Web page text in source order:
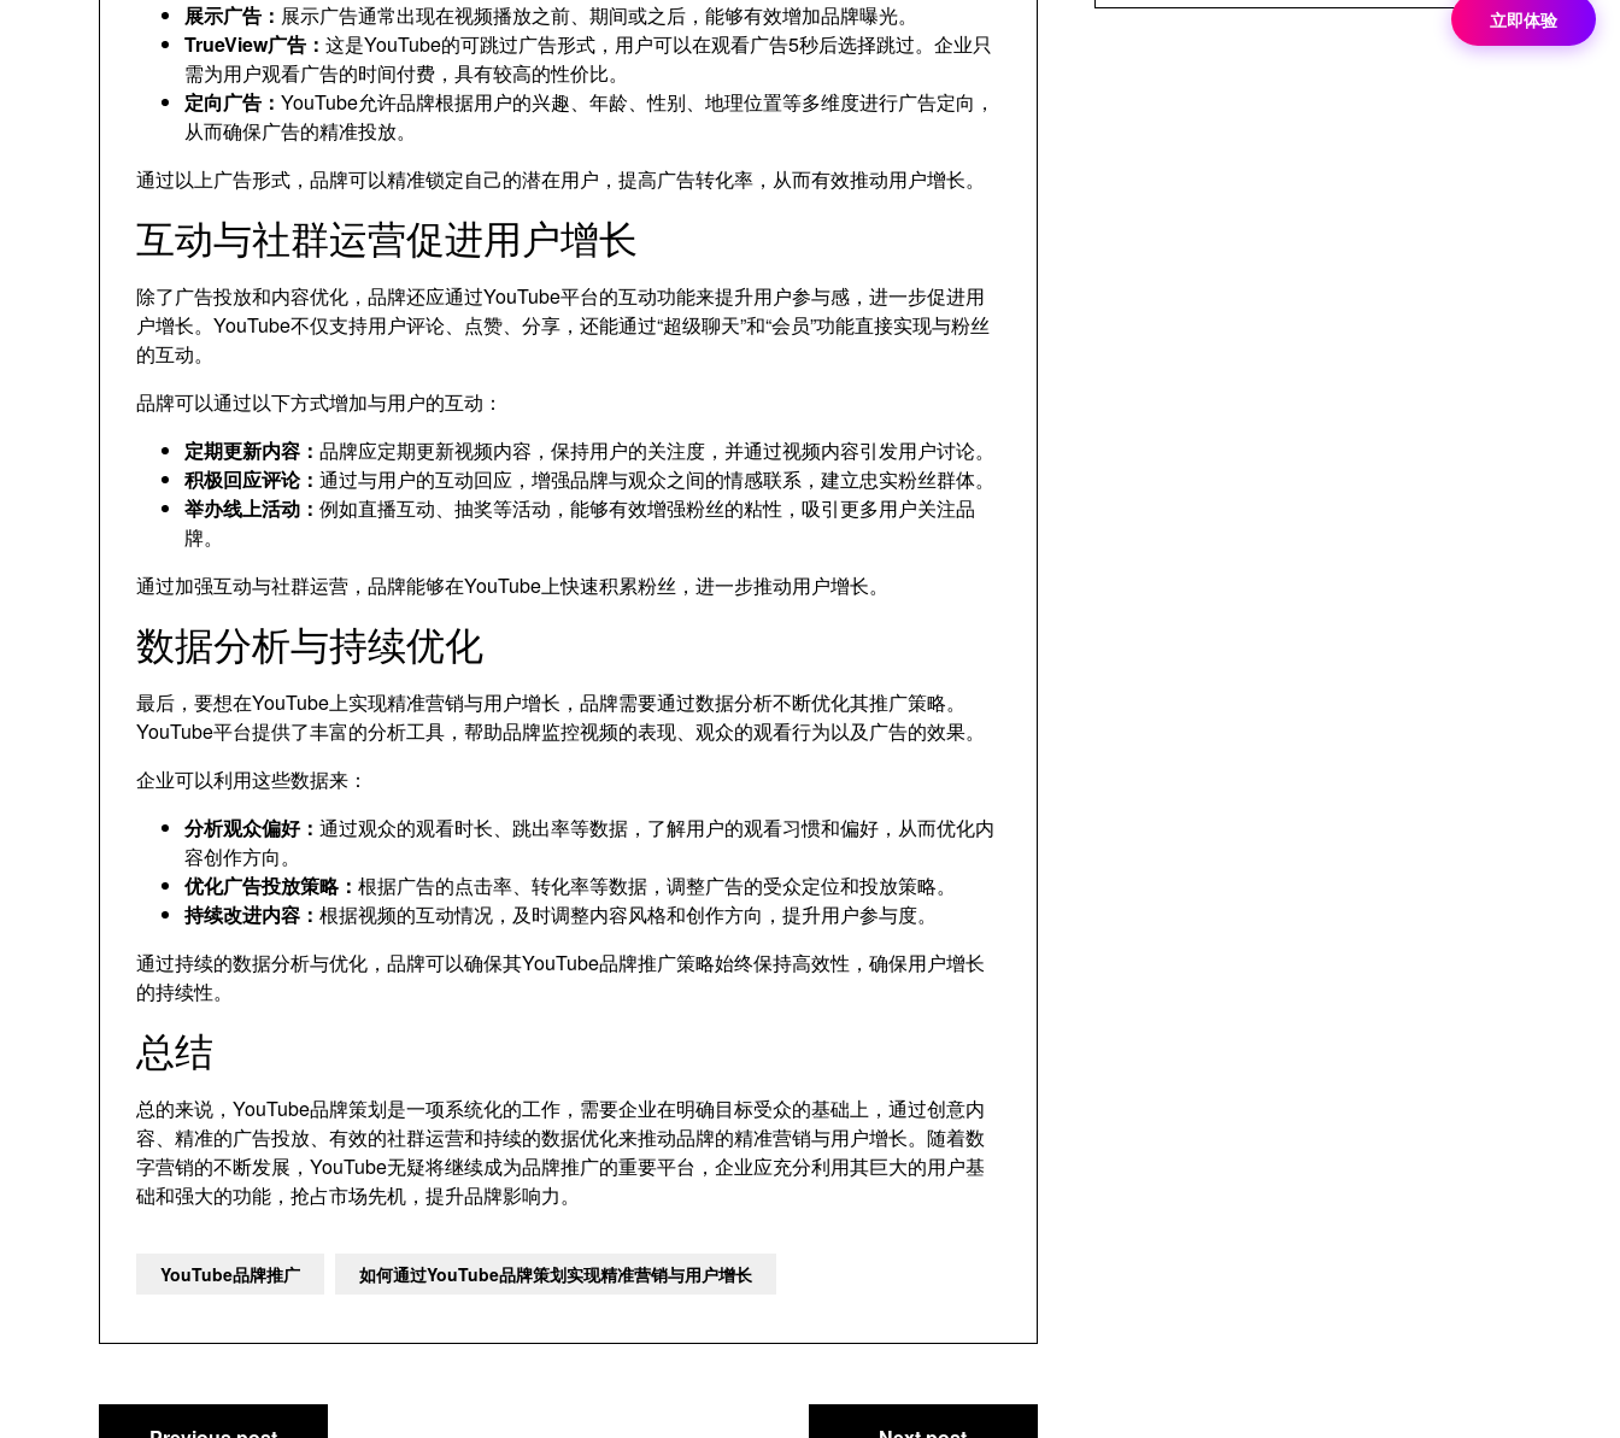
展示广告： 展示广告通常出现在视频播放之前、期间或之后，能够有效增加品牌曝光。
TrueView广告： 这是YouTube的可跳过广告形式，用户可以在观看广告5秒后选择跳过。企业只
需为用户观看广告的时间付费，具有较高的性价比。
定向广告： YouTube允许品牌根据用户的兴趣、年龄、性别、地理位置等多维度进行广告定向，
从而确保广告的精准投放。
通过以上广告形式，品牌可以精准锁定自己的潜在用户，提高广告转化率，从而有效推动用户增长。
互动与社群运营促进用户增长
除了广告投放和内容优化，品牌还应通过YouTube平台的互动功能来提升用户参与感，进一步促进用
户增长。YouTube不仅支持用户评论、点赞、分享，还能通过“超级聊天”和“会员”功能直接实现与粉丝
的互动。
品牌可以通过以下方式增加与用户的互动：
定期更新内容： 品牌应定期更新视频内容，保持用户的关注度，并通过视频内容引发用户讨论。
积极回应评论： 通过与用户的互动回应，增强品牌与观众之间的情感联系，建立忠实粉丝群体。
举办线上活动： 例如直播互动、抽奖等活动，能够有效增强粉丝的粘性，吸引更多用户关注品
牌。
通过加强互动与社群运营，品牌能够在YouTube上快速积累粉丝，进一步推动用户增长。
数据分析与持续优化
最后，要想在YouTube上实现精准营销与用户增长，品牌需要通过数据分析不断优化其推广策略。
YouTube平台提供了丰富的分析工具，帮助品牌监控视频的表现、观众的观看行为以及广告的效果。
企业可以利用这些数据来：
分析观众偏好： 通过观众的观看时长、跳出率等数据，了解用户的观看习惯和偏好，从而优化内
容创作方向。
优化广告投放策略： 根据广告的点击率、转化率等数据，调整广告的受众定位和投放策略。
持续改进内容： 根据视频的互动情况，及时调整内容风格和创作方向，提升用户参与度。
通过持续的数据分析与优化，品牌可以确保其YouTube品牌推广策略始终保持高效性，确保用户增长
的持续性。
总结
总的来说，YouTube品牌策划是一项系统化的工作，需要企业在明确目标受众的基础上，通过创意内
容、精准的广告投放、有效的社群运营和持续的数据优化来推动品牌的精准营销与用户增长。随着数
字营销的不断发展，YouTube无疑将继续成为品牌推广的重要平台，企业应充分利用其巨大的用户基
础和强大的功能，抢占市场先机，提升品牌影响力。
YouTube品牌推广 如何通过YouTube品牌策划实现精准营销与用户增长
立即体验